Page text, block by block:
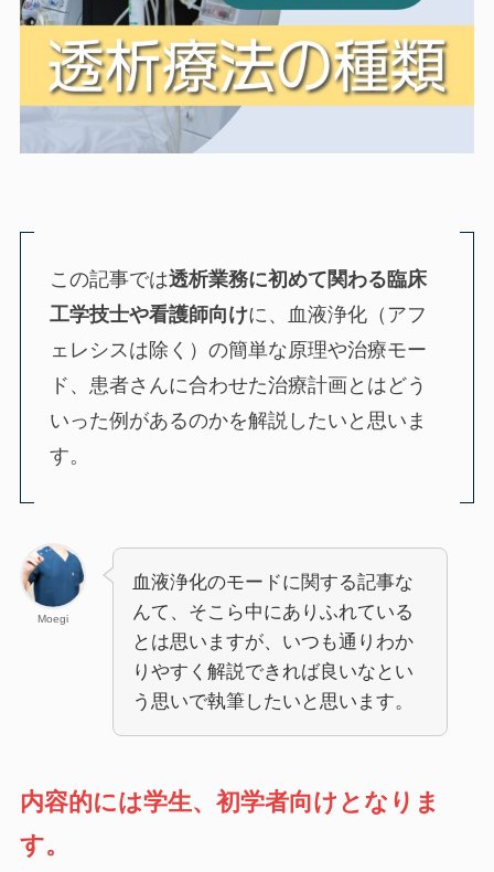
この記事では透析業務に初めて関わる臨床
工学技士や看護師向けに、血液浄化（アフ
ェレシスは除く）の簡単な原理や治療モー
ド、患者さんに合わせた治療計画とはどう
いった例があるのかを解説したいと思いま
す。
Moegi
血液浄化のモードに関する記事な
んて、そこら中にありふれている
とは思いますが、いつも通りわか
りやすく解説できれば良いなとい
う思いで執筆したいと思います。
内容的には学生、初学者向けとなりま
す。